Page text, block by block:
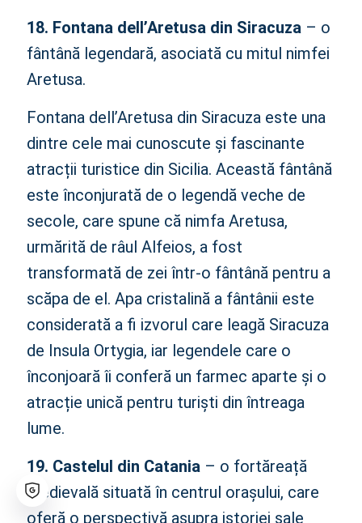
18. Fontana dell’Aretusa din Siracuza – o
fântână legendară, asociată cu mitul nimfei
Aretusa.
Fontana dell’Aretusa din Siracuza este una
dintre cele mai cunoscute și fascinante
atracții turistice din Sicilia. Această fântână
este înconjurată de o legendă veche de
secole, care spune că nimfa Aretusa,
urmărită de râul Alfeios, a fost
transformată de zei într-o fântână pentru a
scăpa de el. Apa cristalină a fântânii este
considerată a fi izvorul care leagă Siracuza
de Insula Ortygia, iar legendele care o
înconjoară îi conferă un farmec aparte și o
atracție unică pentru turiști din întreaga
lume.
19. Castelul din Catania – o fortăreață
medievală situată în centrul orașului, care
oferă o perspectivă asupra istoriei sale